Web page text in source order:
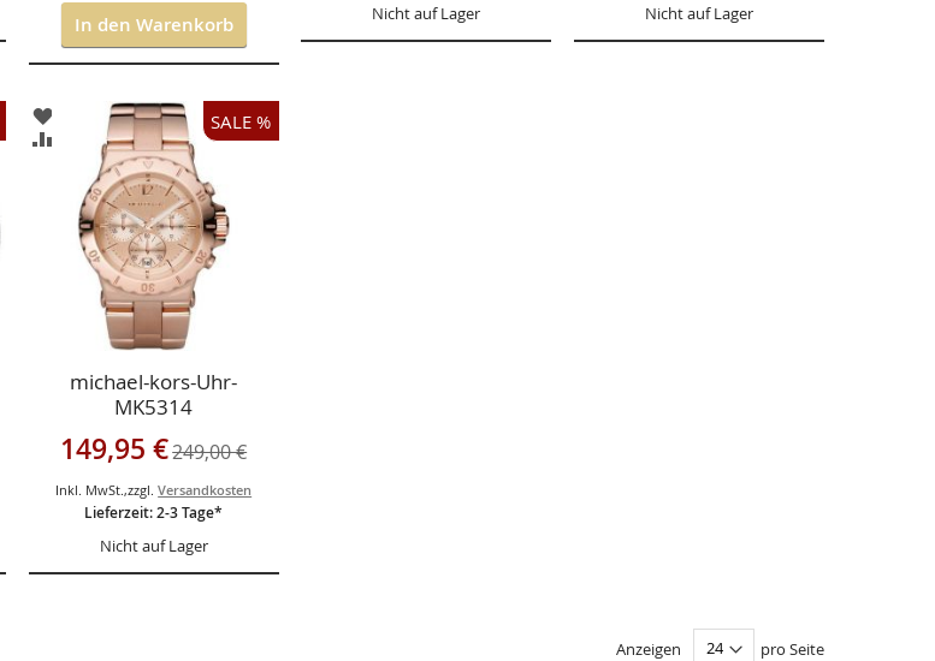
In den Warenkorb Nicht auf Lager Nicht auf Lager
ZUR
WUNSCHLISTE
HINZUFÜGEN
ZUR
VERGLEICHSLISTE
HINZUFÜGEN
SALE %
michael-kors-Uhr-
MK5314
Sonderangebot
149,95 €249,00 €
Inkl. MwSt.,zzgl.Versandkosten
Lieferzeit: 2-3 Tage*
Nicht auf Lager
Anzeigen pro Seite